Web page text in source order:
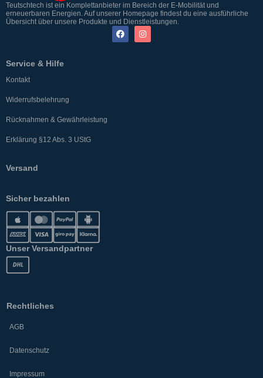
Teutschtech ist ein Komplettanbieter im Bereich der E-Mobilität und
erneuerbaren Energien. Auf unserer Homepage findest du eine ausführliche
Übersicht über unsere Produkte und Dienstleistungen.
Service & Hilfe
Kontakt
Widerrufsbelehrung
Rücknahmen & Gewährleistung
Erklärung §12 Abs. 3 UStG
Versand
Sicher bezahlen
Unser Versandpartner
Rechtliches
AGB
Datenschutz
Impressum